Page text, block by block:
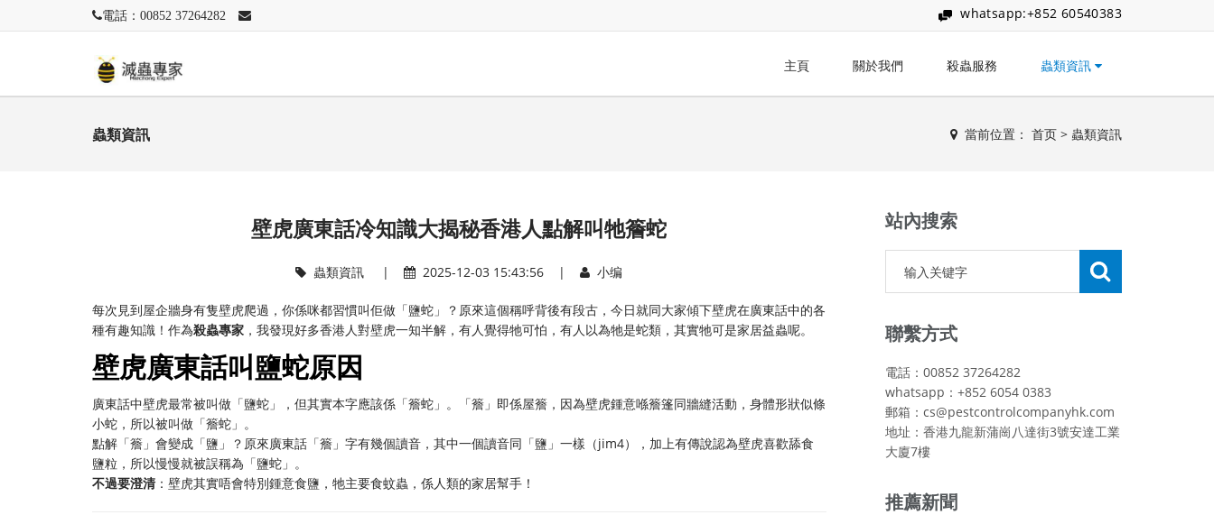
電話：00852 37264282 whatsapp:+852 60540383
主頁 關於我們 殺蟲服務 蟲類資訊
蟲類資訊 當前位置： 首页 > 蟲類資訊
壁虎廣東話冷知識大揭秘香港人點解叫牠簷蛇
蟲類資訊 | 2025-12-03 15:43:56 | 小编
每次見到屋企牆身有隻壁虎爬過，你係咪都習慣叫佢做「鹽蛇」？原來這個稱呼背後有段古，今日就同大家傾下壁虎在廣東話中的各
種有趣知識！作為殺蟲專家 ，我發現好多香港人對壁虎一知半解，有人覺得牠可怕，有人以為牠是蛇類，其實牠可是家居益蟲呢。
壁虎廣東話叫鹽蛇原因
廣東話中壁虎最常被叫做「鹽蛇」，但其實本字應該係「簷蛇」。「簷」即係屋簷，因為壁虎鍾意喺簷篷同牆縫活動，身體形狀似條
小蛇，所以被叫做「簷蛇」。
點解「簷」會變成「鹽」？原來廣東話「簷」字有幾個讀音，其中一個讀音同「鹽」一樣（jim4），加上有傳說認為壁虎喜歡舔食
鹽粒，所以慢慢就被誤稱為「鹽蛇」。
不過要澄清：壁虎其實唔會特別鍾意食鹽，牠主要食蚊蟲，係人類的家居幫手！
站內搜索
聯繫方式
電話：00852 37264282
whatsapp：+852 6054 0383
郵箱：cs@pestcontrolcompanyhk.com
地址：香港九龍新蒲崗八達街3號安達工業
大廈7樓
推薦新聞